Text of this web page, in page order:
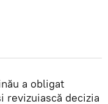
a obligat
revizuiască decizia